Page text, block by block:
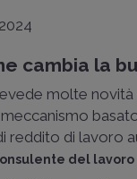
cambia la
molte
reddito di lavoro
del lavoro